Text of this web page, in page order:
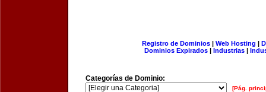
Registro de Dominios| Web Hosting |
Dominios Expirados | Industrias |
Categorías de Dominio:
[Pág.